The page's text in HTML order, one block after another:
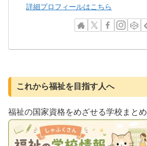
詳細プロフィールはこちら
これから福祉を目指す人へ
福祉の国家資格をめざせる学校まとめ